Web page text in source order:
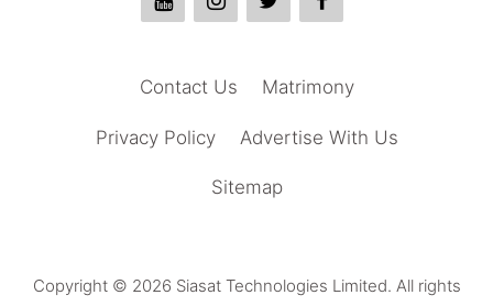
Matrimony
Contact Us
Advertise With Us
Privacy Policy
Sitemap
Copyright © 2026 Siasat Technologies Limited. All rights